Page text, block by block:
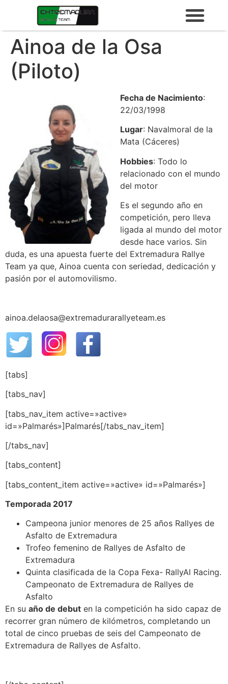
Ainoa de la Osa
(Piloto)
Fecha de Nacimiento:
22/03/1998
Lugar: Navalmoral de la
Mata (Cáceres)
Hobbies: Todo lo
relacionado con el mundo
del motor
Es el segundo año en
competición, pero lleva
ligada al mundo del motor
desde hace varios. Sin
duda, es una apuesta fuerte del Extremadura Rallye
Team ya que, Ainoa cuenta con seriedad, dedicación y
pasión por el automovilismo.
ainoa.delaosa@extremadurarallyeteam.es
[tabs]
[tabs_nav]
[tabs_nav_item active=»active»
id=»Palmarés»]Palmarés[/tabs_nav_item]
[/tabs_nav]
[tabs_content]
[tabs_content_item active=»active» id=»Palmarés»]
Temporada 2017
Campeona junior menores de 25 años Rallyes de
Asfalto de Extremadura
Trofeo femenino de Rallyes de Asfalto de
Extremadura
Quinta clasificada de la Copa Fexa- RallyAl Racing.
Campeonato de Extremadura de Rallyes de
Asfalto
En su año de debut en la competición ha sido capaz de
recorrer gran número de kilómetros, completando un
total de cinco pruebas de seis del Campeonato de
Extremadura de Rallyes de Asfalto.